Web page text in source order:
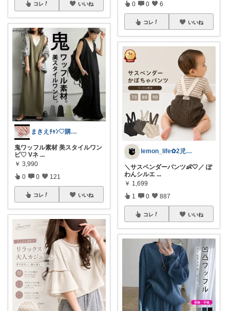
コレ いいね
まきえﾁｬﾝ♡購入感謝😻
鬼ワッフル素材 美スタイルワン
ピ♡ Vネ ...
￥ 3,990
0 0 121
コレ いいね
0 0 6
コレ いいね
lemon_life✿2児ママ
＼サスペンダーパンツ👶🤍／ ぽ
わんシルエ ...
￥ 1,699
1 0 887
コレ いいね